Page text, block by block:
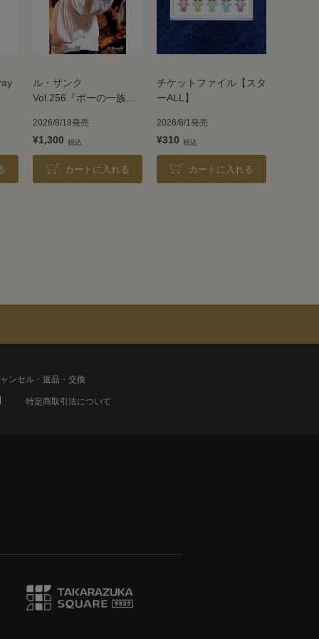
ル・サンク
Vol.256『ポーの一族』
2026/8/18発売
¥1,300
カートに入れる
チケットファイル【スタ
ーALL】
2026/8/1発売
¥310
カートに入れる
ンセル・返品・交換
特定商取引法について